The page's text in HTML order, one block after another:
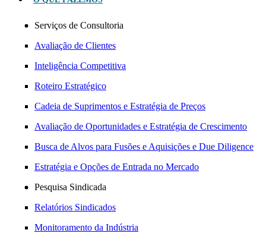
Serviços de Consultoria
Avaliação de Clientes
Inteligência Competitiva
Roteiro Estratégico
Cadeia de Suprimentos e Estratégia de Preços
Avaliação de Oportunidades e Estratégia de Crescimento
Busca de Alvos para Fusões e Aquisições e Due Diligence
Estratégia e Opções de Entrada no Mercado
Pesquisa Sindicada
Relatórios Sindicados
Monitoramento da Indústria